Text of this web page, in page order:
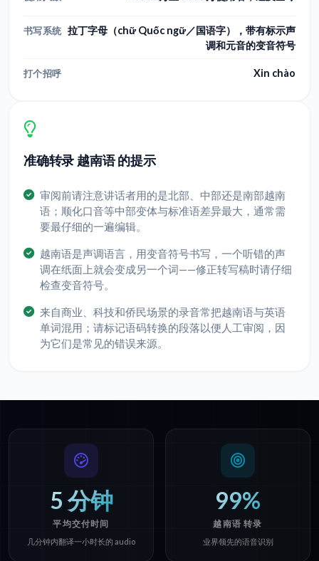
书写系统 拉丁字母（chữ Quốc ngữ／国语字），带有标示声
调和元音的变音符号
打个招呼 Xin chào
准确转录 越南语 的提示
审阅前请注意讲话者用的是北部、中部还是南部越南
语；顺化口音等中部变体与标准语差异最大，通常需
要最仔细的一遍编辑。
越南语是声调语言，用变音符号书写，一个听错的声
调在纸面上就会变成另一个词——修正转写稿时请仔细
检查变音符号。
来自商业、科技和侨民场景的录音常把越南语与英语
单词混用；请标记语码转换的段落以便人工审阅，因
为它们是常见的错误来源。
5 分钟
平均交付时间
几分钟内翻译一小时长的 audio
99%
越南语 转录
业界领先的语音识别